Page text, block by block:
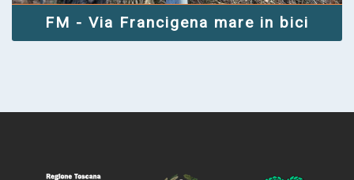
FM - Via Francigena mare in bici